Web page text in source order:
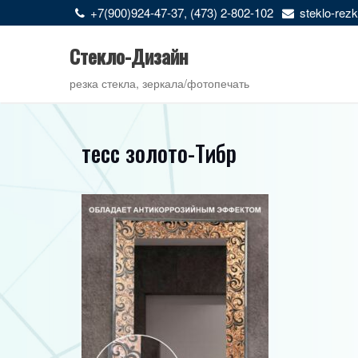
к
содержимому
+7(900)924-47-37, (473) 2-802-102 steklo-
Стекло-Дизайн
резка стекла, зеркала/фотопечать
тесс золото-Тибр